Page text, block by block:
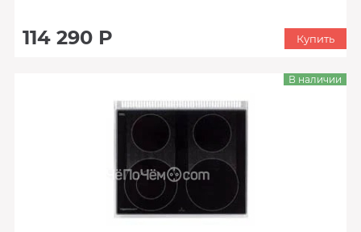
114 290 Р Купить
В наличии